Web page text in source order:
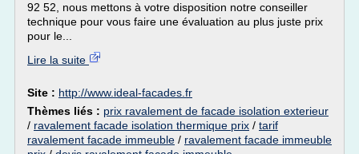
92 52, nous mettons à votre disposition notre conseiller
technique pour vous faire une évaluation au plus juste prix
pour le...
Lire la suite
Site : http://www.ideal-facades.fr
Thèmes liés : prix ravalement de facade isolation exterieur
/ ravalement facade isolation thermique prix / tarif
ravalement facade immeuble / ravalement facade immeuble